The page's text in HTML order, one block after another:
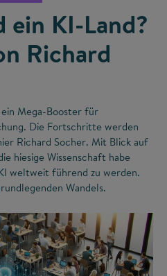
ein KI-Land?
Richard
Mega-Booster für
Die Fortschritte werden
Richard Socher. Mit Blick auf
hiesige Wissenschaft habe
weltweit führend zu werden.
Wandels.